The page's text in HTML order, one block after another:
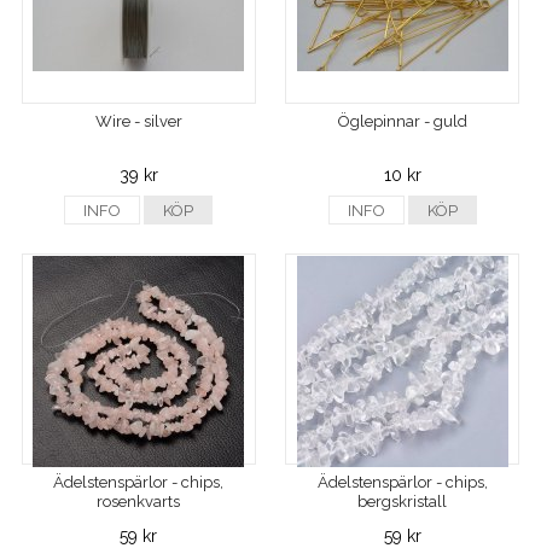
Wire - silver
39 kr
INFO KÖP
Öglepinnar - guld
10 kr
INFO KÖP
Ädelstenspärlor - chips,
rosenkvarts
59 kr
Ädelstenspärlor - chips,
bergskristall
59 kr